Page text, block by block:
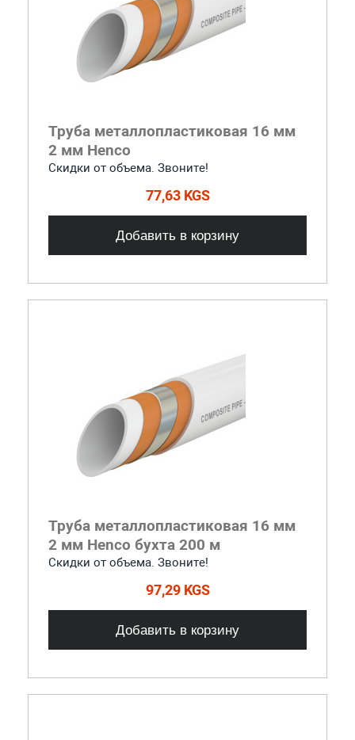
Труба металлопластиковая 16 мм
2 мм Henco
Скидки от объема. Звоните!
77,63 KGS
Добавить в корзину
Труба металлопластиковая 16 мм
2 мм Henco бухта 200 м
Скидки от объема. Звоните!
97,29 KGS
Добавить в корзину